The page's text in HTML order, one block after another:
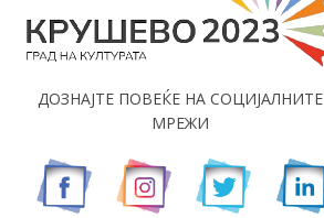
ДОЗНАЈТЕ ПОВЕЌЕ НА СОЦИЈАЛНИТЕ
МРЕЖИ